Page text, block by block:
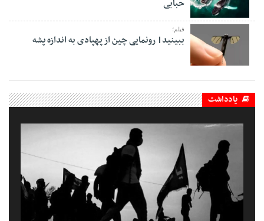
حبابی
فیلم؛
ببینید| رونمایی چین از پهپادی به اندازه پشه
یادداشت